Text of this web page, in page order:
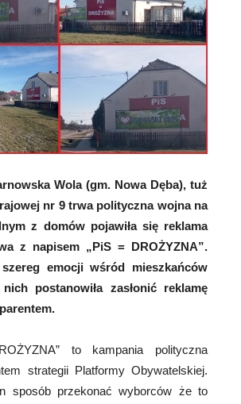
Wola (gm. Nowa Dęba), tuż
nr 9 trwa polityczna wojna na
z domów pojawiła się reklama
z napisem „PiS = DROŻYZNA”.
emocji wśród mieszkańców
postanowiła zasłonić reklamę
to kampania polityczna
strategii Platformy Obywatelskiej.
sposób przekonać wyborców że to